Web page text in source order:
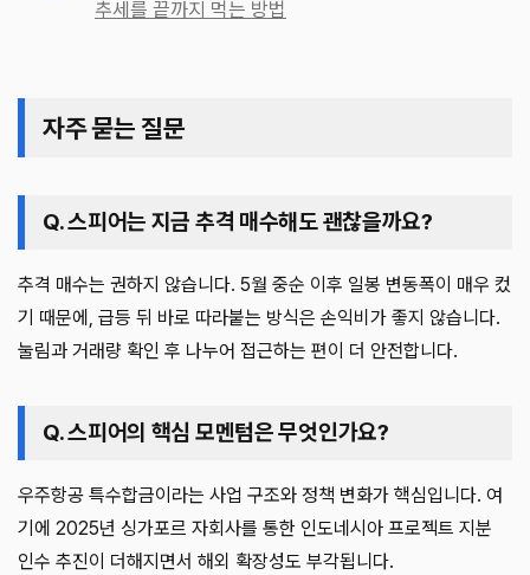
추세를 끝까지 먹는 방법
자주 묻는 질문
Q. 스피어는 지금 추격 매수해도 괜찮을까요?
추격 매수는 권하지 않습니다. 5월 중순 이후 일봉 변동폭이 매우 컸
기 때문에, 급등 뒤 바로 따라붙는 방식은 손익비가 좋지 않습니다.
눌림과 거래량 확인 후 나누어 접근하는 편이 더 안전합니다.
Q. 스피어의 핵심 모멘텀은 무엇인가요?
우주항공 특수합금이라는 사업 구조와 정책 변화가 핵심입니다. 여
기에 2025년 싱가포르 자회사를 통한 인도네시아 프로젝트 지분
인수 추진이 더해지면서 해외 확장성도 부각됩니다.